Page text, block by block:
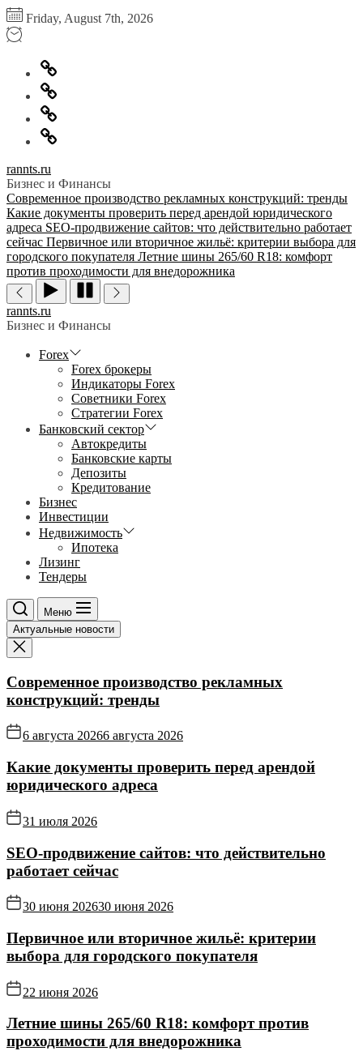
Перейти
к
содержимому
Friday, August 7th, 2026
Главная
Информация
для
правообладателей
Обратная
связь
Политика
конфиденциальности
rannts.ru
Бизнес и Финансы
Современное производство рекламных конструкций: тренды
Какие документы проверить перед арендой юридического
адреса SEO-продвижение сайтов: что действительно работает
сейчас Первичное или вторичное жильё: критерии выбора для
городского покупателя Летние шины 265/60 R18: комфорт
против проходимости для внедорожника
rannts.ru
Бизнес и Финансы
Forex
Forex брокеры
Индикаторы Forex
Советники Forex
Стратегии Forex
Банковский сектор
Автокредиты
Банковские карты
Депозиты
Кредитование
Бизнес
Инвестиции
Недвижимость
Ипотека
Лизинг
Тендеры
Меню
Актуальные новости
Современное производство рекламных
конструкций: тренды
6 августа 20266 августа 2026
Какие документы проверить перед арендой
юридического адреса
31 июля 2026
SEO-продвижение сайтов: что действительно
работает сейчас
30 июня 202630 июня 2026
Первичное или вторичное жильё: критерии
выбора для городского покупателя
22 июня 2026
Летние шины 265/60 R18: комфорт против
проходимости для внедорожника